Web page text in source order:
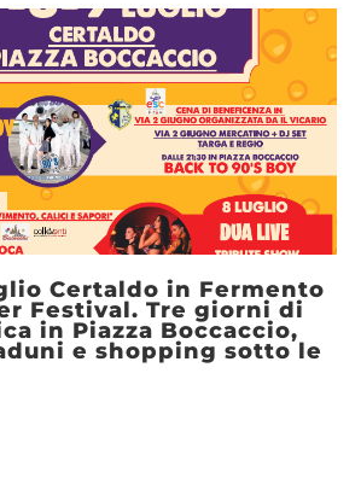
Certaldo in Fermento
Festival. Tre giorni di
in Piazza Boccaccio,
e shopping sotto le